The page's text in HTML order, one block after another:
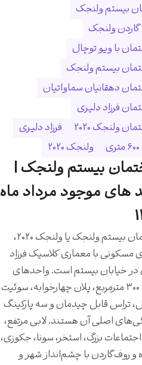
بیستم ولنجک
ولنجک
با ویو توچال
بیستم ولنجک
دهقانیان سماواتیان
فرزاد دلیری
ولنجک 2020
فرزاد دلیری
ولنجک ۲۰۲۰
بیستم ولنجک |
های موجود مرداد ماه
ساختمان بیستم ولنجک یا ولنجک ۲۰۲۰،
مسکونی با معماری کلاسیک فرزاد
در خیابان بیستم است. واحدهای
حدود ۳۰۰ مترمربع، پلان چهارخوابه، سوئیت
تراس قابل چیدمان و سه پارکینگ
اصلی آن هستند. لابی مرتفع،
بزرگ، استخر، سونا، جکوزی،
و روف‌گاردن با چشم‌انداز شهر و